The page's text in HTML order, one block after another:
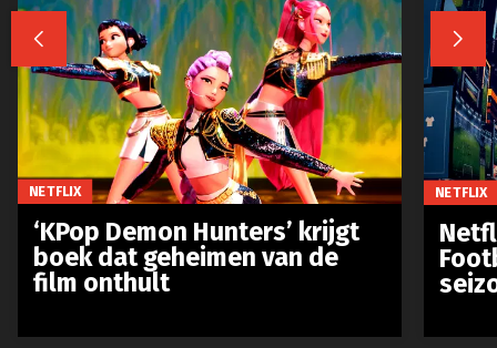
 
NETFLIX
‘KPop Demon Hunters’ krijgt
boek dat geheimen van de
film onthult
NETFLIX